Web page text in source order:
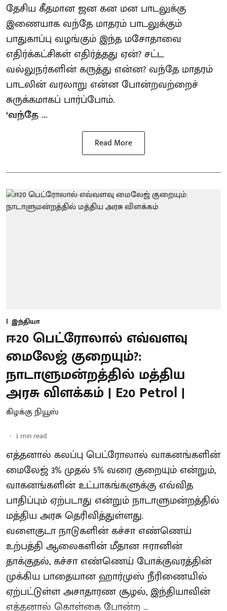
தேசிய கீதமான ஜன கன மன பாடலுக்கு
இணையாக வந்தே மாதரம் பாடலுக்கும்
பாதுகாப்பு வழங்கும் இந்த மசோதாவை
எதிர்க்கட்சிகள் எதிர்த்தது ஏன்? சட்ட
வல்லுநர்களின் கருத்து என்ன? வந்தே மாதரம்
பாடலின் வரலாறு என்ன போன்றவற்றைச்
சுருக்கமாகப் பார்ப்போம்.
‘வந்தே ...
Read More
இந்தியா
ஈ20 பெட்ரோலால் எவ்வளவு
மைலேஜ் குறையும்?:
நாடாளுமன்றத்தில் மத்திய
அரசு விளக்கம் | E20 Petrol |
கிழக்கு நியூஸ்
3 min read
எத்தனால் கலப்பு பெட்ரோலால் வாகனங்களின்
மைலேஜ் 3% முதல் 5% வரை குறையும் என்றும்,
வாகனங்களின் உட்பாகங்களுக்கு எவ்வித
பாதிப்பும் ஏற்படாது என்றும் நாடாளுமன்றத்தில்
மத்திய அரசு தெரிவித்துள்ளது.
வளைகுடா நாடுகளின் கச்சா எண்ணெய்
உற்பத்தி ஆலைகளின் மீதான ஈரானின்
தாக்குதல், கச்சா எண்ணெய் போக்குவரத்தின்
முக்கிய பாதையான ஹார்முஸ் நீரிணையில்
ஏற்பட்டுள்ள அசாதாரண சூழல், இந்தியாவின்
எத்தனால் கொள்கை போன்ற ...